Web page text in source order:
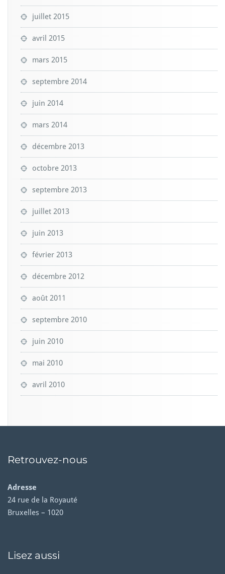
juillet 2015
avril 2015
mars 2015
septembre 2014
juin 2014
mars 2014
décembre 2013
octobre 2013
septembre 2013
juillet 2013
juin 2013
février 2013
décembre 2012
août 2011
septembre 2010
juin 2010
mai 2010
avril 2010
Retrouvez-nous
Adresse
24 rue de la Royauté
Bruxelles – 1020
Lisez aussi